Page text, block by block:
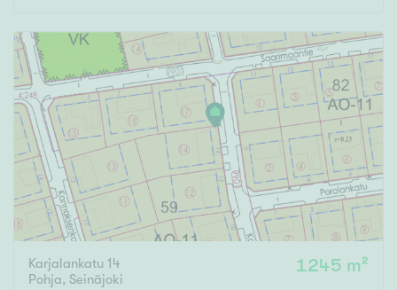
Rakennusvuosi
Uudiskohteet
Vain uudiskohteet Ei uudiskohteita
Arvokohteet
Karjalankatu 14
Pohja, Seinäjoki
1245 m²